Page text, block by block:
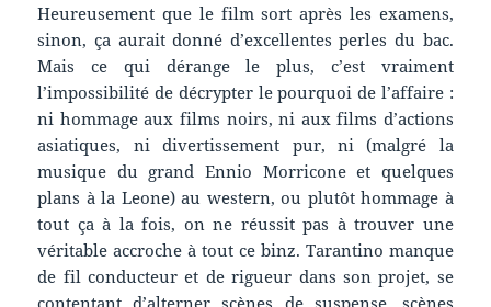
Heureusement que le film sort après les examens,
sinon, ça aurait donné d’excellentes perles du bac.
Mais ce qui dérange le plus, c’est vraiment
l’impossibilité de décrypter le pourquoi de l’affaire :
ni hommage aux films noirs, ni aux films d’actions
asiatiques, ni divertissement pur, ni (malgré la
musique du grand Ennio Morricone et quelques
plans à la Leone) au western, ou plutôt hommage à
tout ça à la fois, on ne réussit pas à trouver une
véritable accroche à tout ce binz. Tarantino manque
de fil conducteur et de rigueur dans son projet, se